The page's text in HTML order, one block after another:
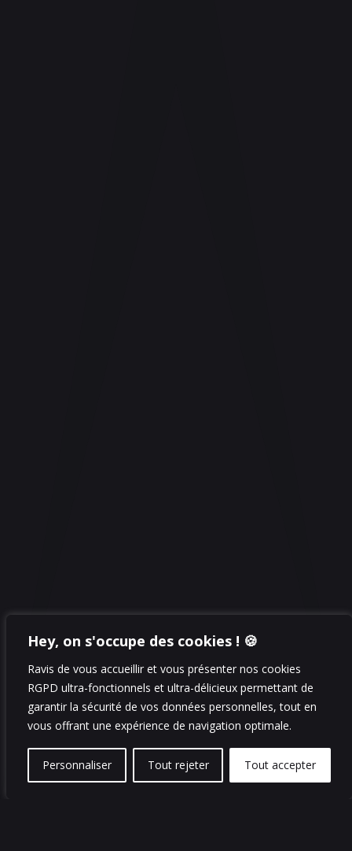
Hey, on s'occupe des cookies ! 🍪
Ravis de vous accueillir et vous présenter nos cookies
RGPD ultra-fonctionnels et ultra-délicieux permettant de
garantir la sécurité de vos données personnelles, tout en
vous offrant une expérience de navigation optimale.
Personnaliser Tout rejeter Tout accepter